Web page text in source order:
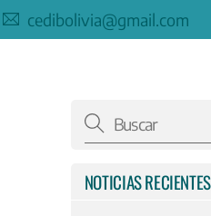
cedibolivia@gmail.com
NOTICIAS RECIENTES